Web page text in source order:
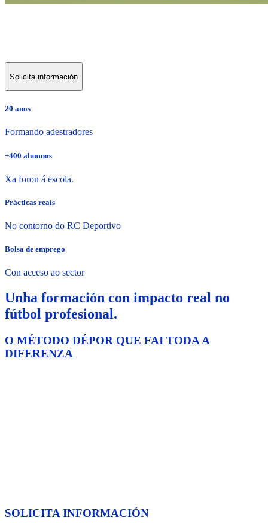
Solicita información
20 anos
Formando adestradores
+400 alumnos
Xa foron á escola.
Prácticas reais
No contorno do RC Deportivo
Bolsa de emprego
Con acceso ao sector
Unha formación con impacto real no
fútbol profesional.
O MÉTODO DÉPOR QUE FAI TODA A
DIFERENZA
SOLICITA INFORMACIÓN